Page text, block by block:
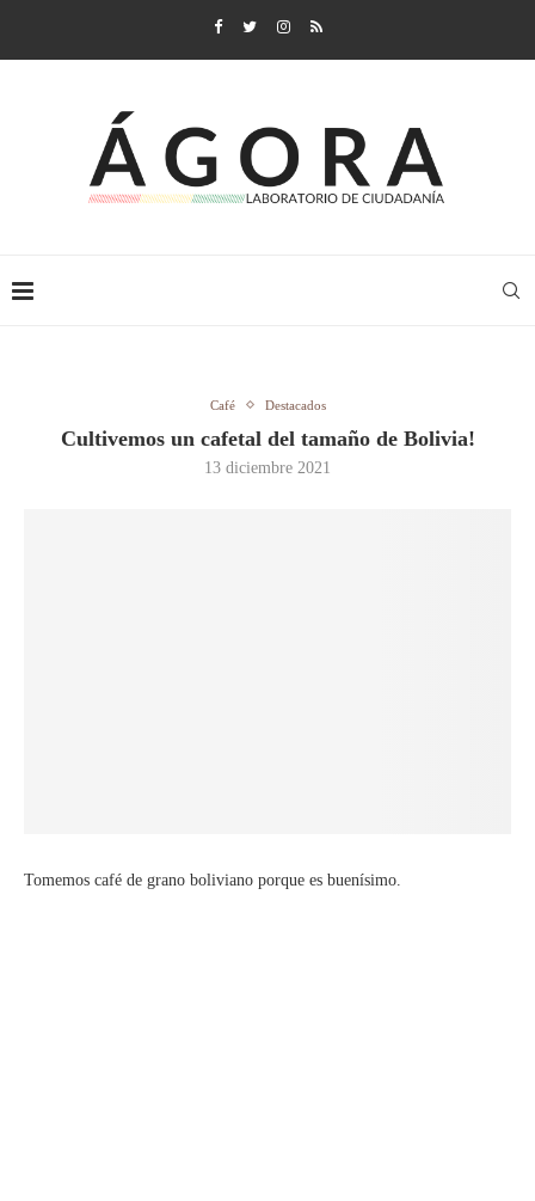
Café Destacados
Cultivemos un cafetal del tamaño de Bolivia!
13 diciembre 2021
Tomemos café de grano boliviano porque es buenísimo.